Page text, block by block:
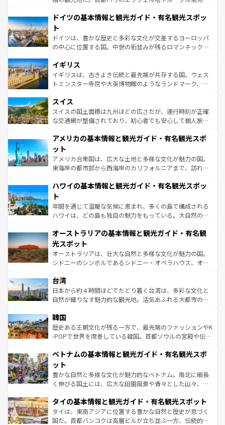
せる。地方によって風土や気候が異なるスペインはその個
ンテンツ一覧 を参照してほしい。
で、幅広い魅力が詰まっている。華麗な宮殿、歴史的な大
聖堂、美しいビーチ、そして豊かな自然が、訪れる者を心
から魅了する。また、フランスは美食の国としても知ら
れ、フランス料理はユネスコ無形文化遺産にも登録されて
香り高いラベンダー畑など、多彩な楽しみ方が可能だ。さ
らに、パリ以外の地域にも魅力が溢れており、どの街角に
も豊かな歴史と文化が息づいている。パリ以外の個性あふ
を参照してほしい。
ドイツの基本情報と観光ガイド・有名観光スポッ
ト
ドイツは、豊かな歴史と多彩な文化が交差するヨーロッパ
の中心に位置する国。中世の街並みが残るロマンチック街
顔を持つこの国は、どこを歩いても飽きることがない。ベ
ルリンの文化的活気、バイエルン州のアルプスの絶景、そ
してライン川沿いのワイン畑といった風景は必見。ビール
は、お酒好きな人にはぜひ体験してほしい。 なお、新着の
ドイツ情報はコンテンツ一覧を参照してほしい。
イギリス
イギリスは、古きよき伝統と最先端が共存する国。ウェス
トミンスター寺院や大英博物館のようなランドマーク、歴
リアごとに異なる魅力がある。また、優雅なアフタヌーン
ティー、ビール好きにはたまらない英国パブ、サッカー観
戦など、本場だからこそできる体験も豊富。イギリスを旅
ンツ一覧を参照してほしい。
スイス
スイスの国土面積は九州ほどの広さだが、運行時刻が正確
な交通網が整備されており、初心者でも安心して個人旅行
の建物がそのまま残る町や、スイスならではのユニークな
博物館もあり、アルプス観光だけでなく町歩きも満喫する
ことができる。国民の所得が高いため物価も高いが、旅行
者向けの交通パス提供のサービスもあり、うまく活用すれ
着のスイス情報はコンテンツ一覧を参照してほしい。
アメリカの基本情報と観光ガイド・有名観光スポ
ット
アメリカ合衆国は、広大な土地と多様な文化が魅力の国。
東海岸の都市部から西海岸のカリフォルニアまで、訪れる
のような巨大都市は、観光、ショッピング、エンターテイ
ンメントが詰まった刺激的なスポットだ。一方、アメリカ
西部には大自然が広がり、グランドキャニオンやイエロー
ストーン国立公園といった絶景が堪能できる。さらに、南
文化が魅力。旅行者はアメリカの各地域で異なる魅力を楽
しみながら、その多様性と豊かな歴史を感じることができ
るだろう。車でのロードトリップや列車の旅も、アメリカ
ならではの贅沢な旅のスタイルだ。 なお、新着のアメリカ
情報は コンテンツ一覧 を参照してほしい。
ハワイの基本情報と観光ガイド・有名観光スポッ
ト
年間を通じて温暖な気候に恵まれ、多くの島で構成される
ハワイは、どの島も独自の魅力をもっている。大自然の神
ワイ島は見逃せない。また、定番の観光地といえばオアフ
島だが、静かな自然を求めるならマウイ島やカウアイ島が
おすすめ。エメラルドグリーンに輝く海をはじめ、豊かな
文化や歴史が息づいている。「アロハスピリット」と呼ば
人々、おいしいローカルフードやハワイアンミュージッ
ク、伝統的なフラダンスなど、すべてがハワイの魅力を彩
っている。訪れるたびに新しい発見と感動が待っているハ
はコンテンツ一覧
オーストラリアの基本情報と観光ガイド・有名観
光スポット
オーストラリアは、壮大な自然と多様な文化が魅力の国。
シドニーのシンボルであるシドニー・オペラハウス、オー
リアリーフや大陸中央部にそびえるウルル（エアーズロッ
ク）、タスマニアの美しい原生林やケアンズの熱帯雨林な
ど、見どころがたくさん。また、カフェやワイン、オージ
いる。アクティビティも充実しており、サーフィンやダイ
ビング、ハイキングなど、アウトドア好きにはたまらな
い。オーストラリアの多彩な魅力を存分に味わいつくそ
参照してほしい。
台湾
日本から約４時間ほどでたどり着く台湾は、多彩な文化と
自然が織りなす魅力的な観光地。活気あふれる大都市の台
ン）、静ひつな山岳地帯である台湾東部など、都市の喧騒
と山間の静けさが共存しており、訪れる人に新しい発見と
驚きをもたらしてくれる。また、奥深い台湾の食文化も魅
容にもいいと評判のスイーツなど、バラエティ豊かな料理
照してほしい。
韓国
歴史ある王朝文化が残る一方で、最先端のファッションやK
-POPで世界を席巻している韓国。首都ソウルの宮殿や伝統
き、地方に足を延ばせば四季折々の自然美を楽しむことが
できる。そして、キムチや焼肉、絶品のストリートフード
まで、さまざまな韓国料理が待っている。夜には、韓国な
らではのナイトライフも堪能できる。あたたかいホスピタ
わってみてほしい。 なお、新着の韓国情報はコンテンツ一
覧 を参照してほしい。
ベトナムの基本情報と観光ガイド・有名観光スポ
ット
豊かな自然と多様な文化が魅力的なベトナム。南北に細長
く伸びる国土には、広大な田園風景や青々とした山々、世
急速な発展と共に伝統が息づく。ハノイの古い町並みやホ
ーチミン市のフランス統治時代の建物も、独特の雰囲気を
醸し出している。また、バラエティの豊かさとおいしさで
タイの基本情報と観光ガイド・有名観光スポット
タイは、東南アジアに位置する豊かな自然と歴史が息づく
国だ。首都バンコクは高層ビルが立ち並ぶ一方、伝統的な